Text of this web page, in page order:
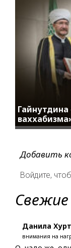
Добавить
Войдите,
Данила
внимания на